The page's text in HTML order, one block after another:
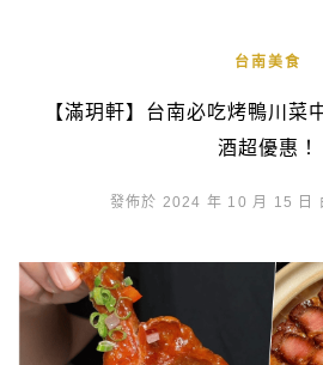
台南美食
【滿玥軒】台南必吃烤鴨川菜
酒超優惠！
發佈於 2024 年 10 月 15 日